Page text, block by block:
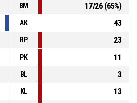
BM 17/26(65%)
AK
43
RP
23
PK
11
BL
3
KL
13